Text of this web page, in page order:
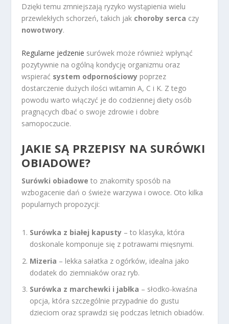
Dzięki temu zmniejszają ryzyko wystąpienia wielu
przewlekłych schorzeń, takich jak choroby serca czy
nowotwory.
Regularne jedzenie surówek może również wpłynąć
pozytywnie na ogólną kondycję organizmu oraz
wspierać system odpornościowy poprzez
dostarczenie dużych ilości witamin A, C i K. Z tego
powodu warto włączyć je do codziennej diety osób
pragnących dbać o swoje zdrowie i dobre
samopoczucie.
JAKIE SĄ PRZEPISY NA SURÓWKI
OBIADOWE?
Surówki obiadowe to znakomity sposób na
wzbogacenie dań o świeże warzywa i owoce. Oto kilka
popularnych propozycji:
Surówka z białej kapusty – to klasyka, która
doskonale komponuje się z potrawami mięsnymi.
Mizeria – lekka sałatka z ogórków, idealna jako
dodatek do ziemniaków oraz ryb.
Surówka z marchewki i jabłka – słodko-kwaśna
opcja, która szczególnie przypadnie do gustu
dzieciom oraz sprawdzi się podczas letnich obiadów.